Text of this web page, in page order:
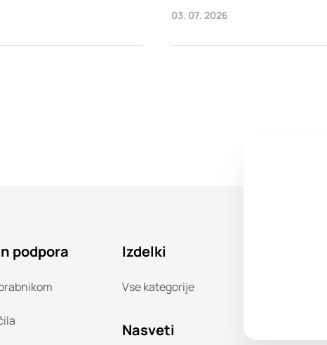
03. 07. 2026
podpora Izdelki
Vse kategorije
Nasveti